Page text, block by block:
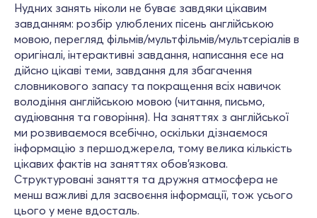
Нудних занять ніколи не буває завдяки цікавим
завданням: розбір улюблених пісень англійською
мовою, перегляд фільмів/мультфільмів/мультсеріалів в
оригіналі, інтерактивні завдання, написання есе на
дійсно цікаві теми, завдання для збагачення
словникового запасу та покращення всіх навичок
володіння англійською мовою (читання, письмо,
аудіювання та говоріння). На заняттях з англійської
ми розвиваємося всебічно, оскільки дізнаємося
інформацію з першоджерела, тому велика кількість
цікавих фактів на заняттях обов'язкова.
Структуровані заняття та дружня атмосфера не
менш важливі для засвоєння інформації, тож усього
цього у мене вдосталь.